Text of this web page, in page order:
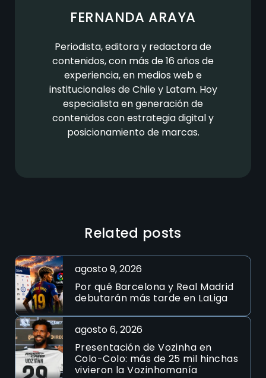
FERNANDA ARAYA
Periodista, editora y redactora de
contenidos, con más de 16 años de
experiencia, en medios web e
institucionales de Chile y Latam. Hoy
especialista en generación de
contenidos con estrategia digital y
posicionamiento de marcas.
Related posts
agosto 9, 2026
Por qué Barcelona y Real Madrid
debutarán más tarde en LaLiga
agosto 6, 2026
Presentación de Vozinha en
Colo-Colo: más de 25 mil hinchas
vivieron la Vozinhomanía